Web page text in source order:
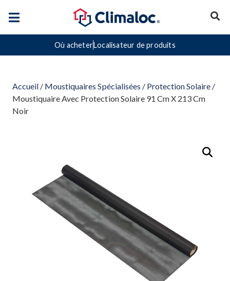
Où acheterLocalisateur de produits
Accueil / Moustiquaires Spécialisées / Protection Solaire /
Moustiquaire Avec Protection Solaire 91 Cm X 213 Cm
Noir